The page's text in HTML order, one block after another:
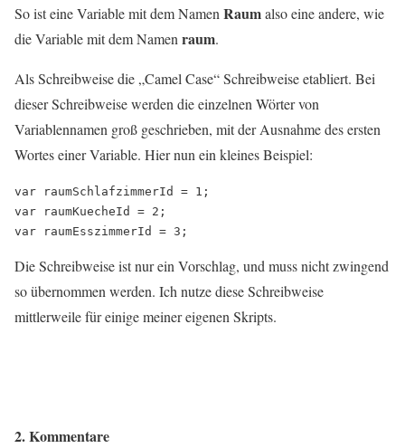
So ist eine Variable mit dem Namen Raumalso eine andere, wie
die Variable mit dem Namen raum.
Als Schreibweise die „Camel Case“ Schreibweise etabliert. Bei
dieser Schreibweise werden die einzelnen Wörter von
Variablennamen groß geschrieben, mit der Ausnahme des ersten
Wortes einer Variable. Hier nun ein kleines Beispiel:
var raumSchlafzimmerId = 1;
var raumKuecheId = 2;
Die Schreibweise ist nur ein Vorschlag, und muss nicht zwingend
so übernommen werden. Ich nutze diese Schreibweise
mittlerweile für einige meiner eigenen Skripts.
2. Kommentare